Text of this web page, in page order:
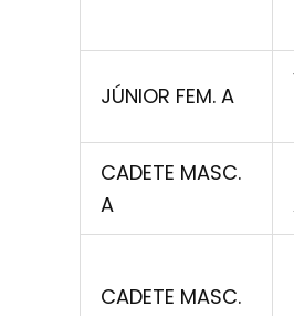
JÚNIOR FEM. A
CADETE MASC.
A
CADETE MASC.